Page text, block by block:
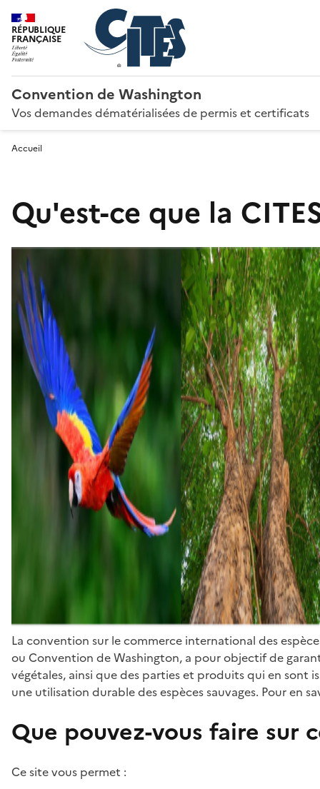
RÉPUBLIQUE
FRANÇAISE
Convention de Washington
Vos demandes dématérialisées de permis et certificats
Accueil
Qu'est-ce que la
La convention sur le commerce international des
ou Convention de Washington, a pour objectif de
végétales, ainsi que des parties et produits qui en sont
une utilisation durable des espèces sauvages. Pour en
Que pouvez-vous faire sur
Ce site vous permet :